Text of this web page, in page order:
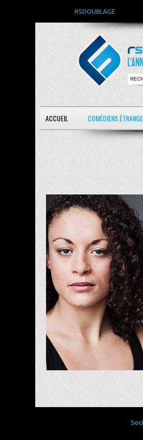
RSDOUBLAGE
ACCUEIL COMÉDIENS